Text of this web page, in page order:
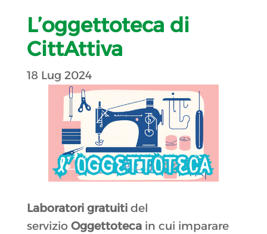
L’oggettoteca di
CittAttiva
18 Lug 2024
Laboratori gratuitidel
servizio Oggettotecain cui imparare